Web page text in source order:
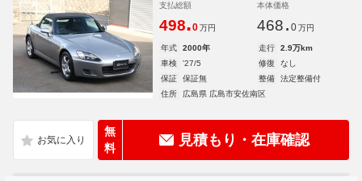
支払総額
498.0 万円
本体価格
468. 0 万円
年式 2000年 走行
2.9万km
車検
'27/5 修復
なし
保証
保証無 整備
法定整備付
住所
広島県 広島市安佐南区
無
料
見積もり・在庫確認